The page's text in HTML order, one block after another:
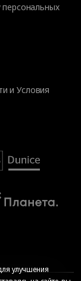
иУсловия
улучшения